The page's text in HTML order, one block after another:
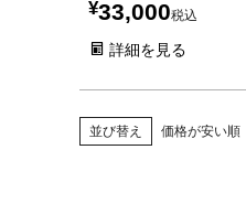
¥33,000税込
詳細を見る
並び替え 価格が安い順